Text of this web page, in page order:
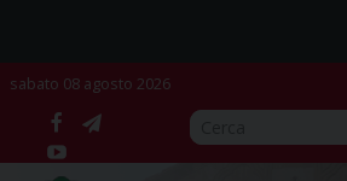
content
sabato 08 agosto 2026
facebook
telegram
YouTube